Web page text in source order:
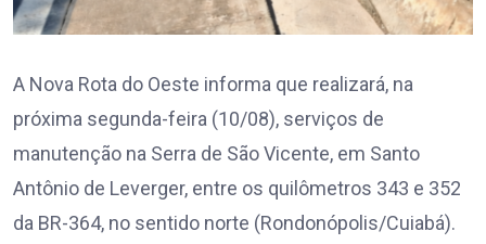
A Nova Rota do Oeste informa que realizará, na
próxima segunda-feira (10/08), serviços de
manutenção na Serra de São Vicente, em Santo
Antônio de Leverger, entre os quilômetros 343 e 352
da BR-364, no sentido norte (Rondonópolis/Cuiabá).